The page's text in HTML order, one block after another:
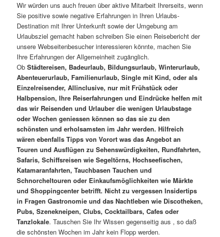
Wir würden uns auch freuen über aktive Mitarbeit Ihrerseits, wenn
Sie positive sowie negative Erfahrungen in Ihren Urlaubs-
Destination mit Ihrer Unterkunft sowie der Umgebung am
Urlaubsziel gemacht haben schreiben Sie einen Reisebericht der
unsere Webseitenbesucher interessieren könnte, machen Sie
Ihre Erfahrungen der Allgemeinheit zugänglich.
ObStädtereisen, Badeurlaub, Bildungsurlaub, Winterurlaub,
Abenteuerurlaub, Familienurlaub, Single mit Kind, oder als
Einzelreisender, Allinclusive, nur mit Frühstück oder
Halbpension, Ihre Reiserfahrungen und Eindrücke helfen mit
das wir Reisenden und Urlauber die wenigen Urlaubstage
oder Wochen geniessen können so das sie zu den
schönsten und erholsamsten im Jahr werden. Hilfreich
wären ebenfalls Tipps von Vorort was das Angebot an
Touren und Ausflügen zu Sehenswürdigkeiten, Rundfahrten,
Safaris, Schiffsreisen wie Segeltörns, Hochseefischen,
Katamaranfahrten, Tauchbasen Tauchen und
Schnorcheltouren oder Einkaufsmöglichkeiten wie Märkte
und Shoppingcenter betrifft. Nicht zu vergessen Insidertips
in Fragen Gastronomie und das Nachtleben wie Discotheken,
Pubs, Szenekneipen, Clubs, Cocktailbars, Cafes oder
Tanzlokale. Tauschen Sie Ihr Wissen gegenseitig aus , so daß
die schönsten Wochen im Jahr kein Flopp werden.